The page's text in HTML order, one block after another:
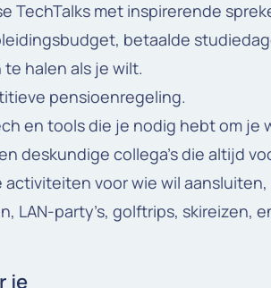
TechTalks met inspirerende
betaalde
halen als je wilt.
pensioenregeling.
en tools die je nodig hebt om je
deskundige collega’s die altijd
activiteiten voor wie wil
LAN-party’s, golftrips, skireizen,
je